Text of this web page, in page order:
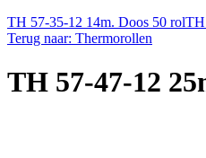
TH 57-35-12 14m. Doos 50 rolTH
Terug naar: Thermorollen
TH 57-47-12